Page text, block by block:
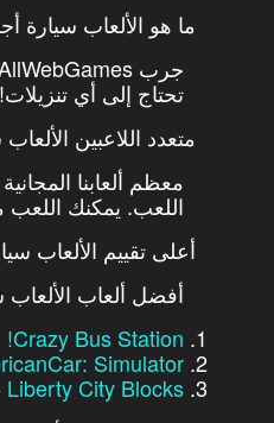
ما هو الألعاب سيارة
تحتاج إلى أي تنزيلات!
متعدد اللاعبين
معظم ألعابنا
اللعب. يمكنك اللعب
أعلى تقييم الألعاب
أفضل ألعاب الألعاب
Crazy Bus Station!
Simulator
Liberty City Blocks